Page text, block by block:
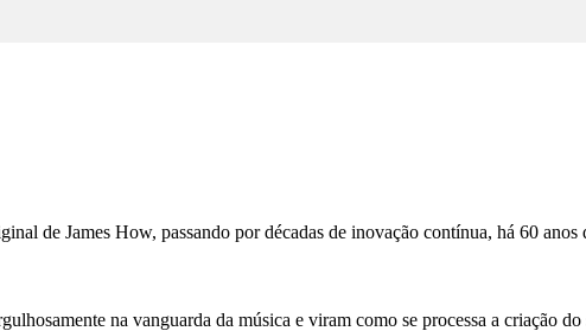
de James How, passando por décadas de inovação contínua, há 60 anos
na vanguarda da música e viram como se processa a criação